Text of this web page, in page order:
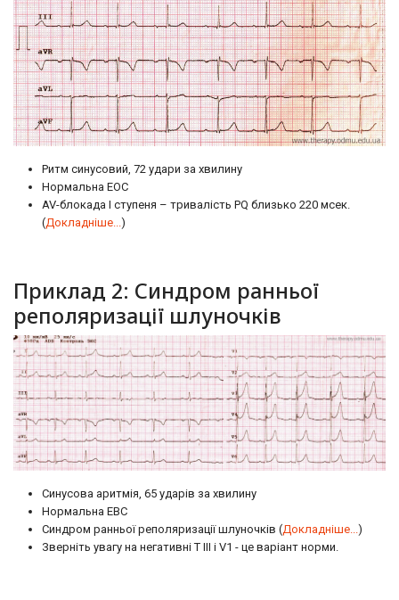
Ритм синусовий, 72 удари за хвилину
Нормальна ЕОС
AV-блокада I ступеня – тривалість PQ близько 220 мсек.
(Докладніше... )
Приклад 2: Синдром ранньої
реполяризації шлуночків
Синусова аритмія, 65 ударів за хвилину
Нормальна ЕВС
Синдром ранньої реполяризації шлуночків (Докладніше...)
Зверніть увагу на негативні Т III і V1 - це варіант норми.